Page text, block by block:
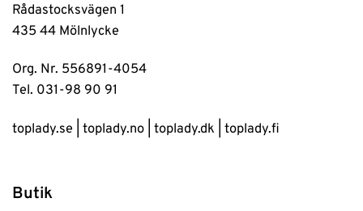
Rådastocksvägen 1
435 44 Mölnlycke
Org. Nr. 556891-4054
Tel. 031-98 90 91
toplady.se toplady.no toplady.dk toplady.fi
Butik